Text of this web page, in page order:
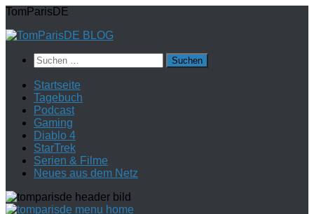
Zum
springen
TomParisDE
Suchen
nach:
Startseite
Tagebuch
Podcast
Gaming
Diablo 4
StarTrek
Serien & Filme
Neues aus dem Netz